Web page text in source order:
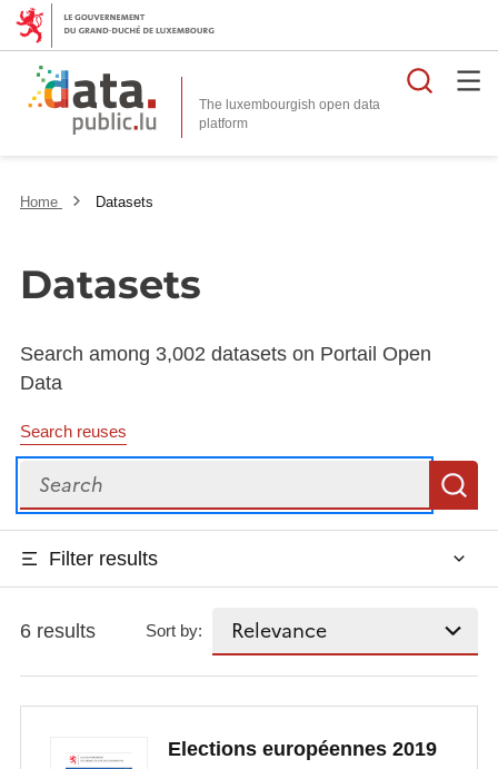
The luxembourgish open data
platform
Home Datasets
Datasets
Search among 3,002 datasets on Portail Open
Data
Search reuses
Search
Filter results
6 results Sort by:
Elections européennes 2019